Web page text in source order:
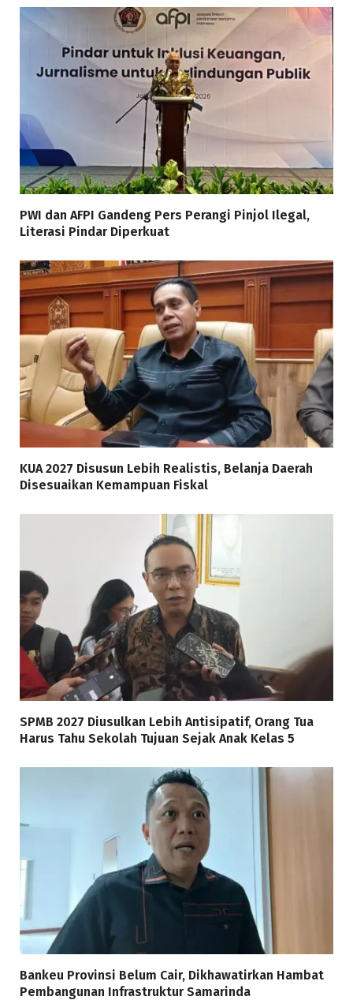
PWI dan AFPI Gandeng Pers Perangi Pinjol Ilegal,
Literasi Pindar Diperkuat
KUA 2027 Disusun Lebih Realistis, Belanja Daerah
Disesuaikan Kemampuan Fiskal
SPMB 2027 Diusulkan Lebih Antisipatif, Orang Tua
Harus Tahu Sekolah Tujuan Sejak Anak Kelas 5
Bankeu Provinsi Belum Cair, Dikhawatirkan Hambat
Pembangunan Infrastruktur Samarinda